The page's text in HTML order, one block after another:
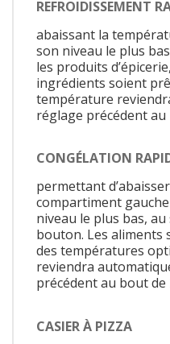
REFROIDISSEMENT
abaissant la
son niveau le plus
les produits
ingrédients soient
température
réglage précédent
CONGÉLATION
permettant
compartiment
niveau le plus bas,
bouton. Les aliments
des températures
reviendra
précédent au bout de
CASIER À PIZZA